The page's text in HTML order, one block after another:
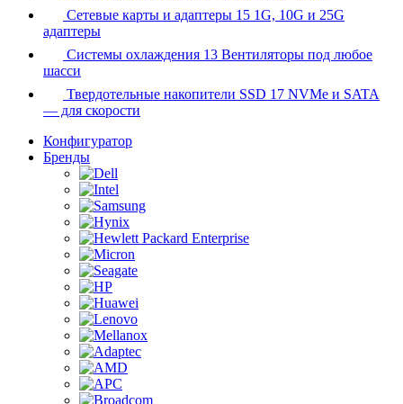
Сетевые карты и адаптеры 15 1G, 10G и 25G
адаптеры
Системы охлаждения 13 Вентиляторы под любое
шасси
Твердотельные накопители SSD 17 NVMe и SATA
— для скорости
Конфигуратор
Бренды